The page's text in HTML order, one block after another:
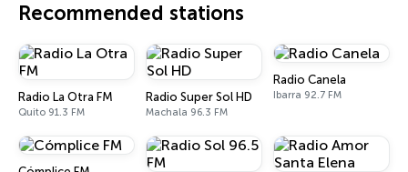
Recommended stations
Radio La Otra FM
Quito 91.3 FM
Radio Super Sol HD
Machala 96.3 FM
Radio Canela
Ibarra 92.7 FM